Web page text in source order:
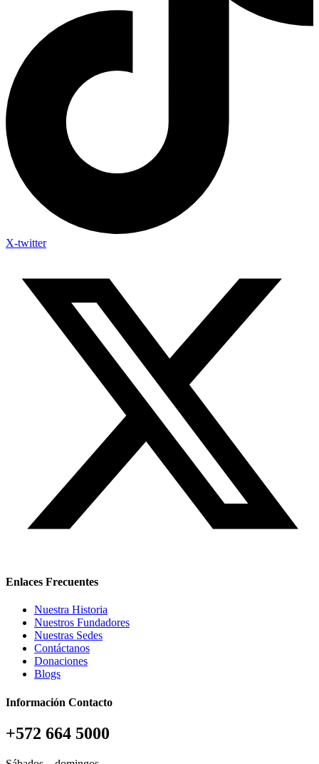
X-twitter
Enlaces Frecuentes
Nuestra Historia
Nuestros Fundadores
Nuestras Sedes
Contáctanos
Donaciones
Blogs
Información Contacto
+572 664 5000